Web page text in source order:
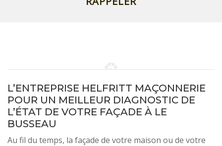
L’ENTREPRISE HELFRITT MAÇONNERIE
POUR UN MEILLEUR DIAGNOSTIC DE
L’ÉTAT DE VOTRE FAÇADE À LE
BUSSEAU
Au fil du temps, la façade de votre maison ou de votre